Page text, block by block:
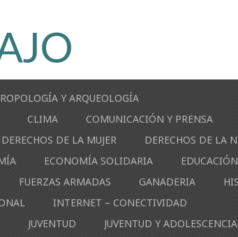
Y ARQUEOLOGÍA
CLIMA
COMUNICACIÓN Y PRENSA
DERECHOS DE LA MUJER
DERECHOS DE LA
ECONOMÍA SOLIDARIA
EDUCACIÓN
FUERZAS ARMADAS GANADERIA
INTERNET – CONECTIVIDAD
JUVENTUD
JUVENTUD Y ADOLESCENCIA